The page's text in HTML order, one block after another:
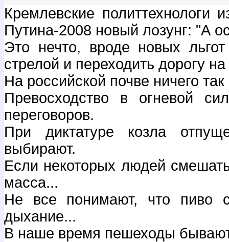
Кремлевские политтехнологи
Путина-2008 новый лозунг: "А
Это нечто, вроде новых
стрелой и переходить дорогу
На российской почве ничего
Превосходство в огневой
переговоров.
При диктатуре козла
выбирают.
Если некоторых людей
масса...
Не все понимают, что пиво
дыхание...
В наше время пешеходы